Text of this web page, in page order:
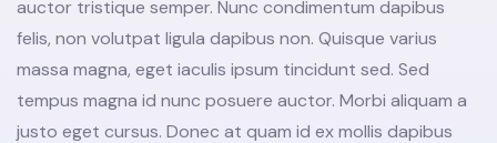
auctor tristique semper. Nunc condimentum dapibus
felis, non volutpat ligula dapibus non. Quisque varius
massa magna, eget iaculis ipsum tincidunt sed. Sed
tempus magna id nunc posuere auctor. Morbi aliquam a
justo eget cursus. Donec at quam id ex mollis dapibus